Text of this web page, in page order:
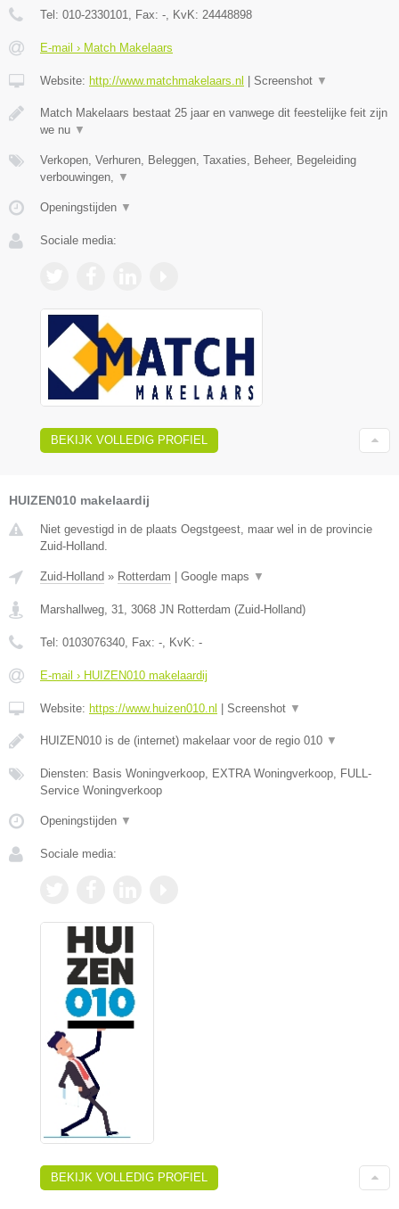
Tel: 010-2330101, Fax: -, KvK: 24448898
E-mail › Match Makelaars
Website: http://www.matchmakelaars.nl Screenshot ▼
Match Makelaars bestaat 25 jaar en vanwege dit feestelijke feit zijn
we nu ▼
Verkopen, Verhuren, Beleggen, Taxaties, Beheer, Begeleiding
verbouwingen, ▼
Openingstijden ▼
Sociale media:
BEKIJK VOLLEDIG PROFIEL
HUIZEN010 makelaardij
Niet gevestigd in de plaats Oegstgeest, maar wel in de provincie
Zuid-Holland.
Zuid-Holland » Rotterdam Google maps ▼
Marshallweg, 31, 3068 JN Rotterdam (Zuid-Holland)
Tel: 0103076340, Fax: -, KvK: -
E-mail › HUIZEN010 makelaardij
Website: https://www.huizen010.nl Screenshot ▼
HUIZEN010 is de (internet) makelaar voor de regio 010 ▼
Diensten: Basis Woningverkoop, EXTRA Woningverkoop, FULL-
Service Woningverkoop
Openingstijden ▼
Sociale media:
BEKIJK VOLLEDIG PROFIEL